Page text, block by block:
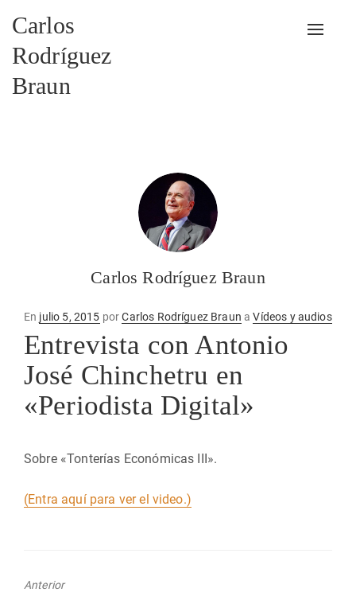
Carlos
Rodríguez
Braun
Carlos Rodríguez Braun
En Publicado
en
julio 5, 2015 porCarlos Rodríguez Braun aVídeos y audios
Entrevista con Antonio
José Chinchetru en
«Periodista Digital»
Sobre «Tonterías Económicas III».
(Entra aquí para ver el video.)
Anterior